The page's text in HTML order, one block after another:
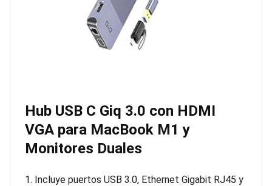
Hub USB C Giq 3.0 con HDMI
VGA para MacBook M1 y
Monitores Duales
1. Incluye puertos USB 3.0, Ethernet Gigabit RJ45 y